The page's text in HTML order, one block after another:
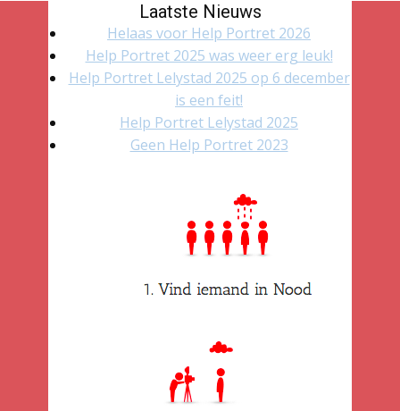
Laatste Nieuws
Helaas voor Help Portret 2026
Help Portret 2025 was weer erg leuk!
Help Portret Lelystad 2025 op 6 december
is een feit!
Help Portret Lelystad 2025
Geen Help Portret 2023